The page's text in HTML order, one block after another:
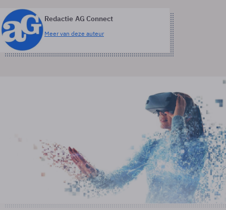
Redactie AG Connect
Meer van deze auteur